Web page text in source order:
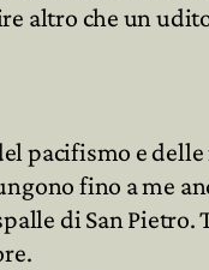
altro che un
pacifismo e
fino a me
di San